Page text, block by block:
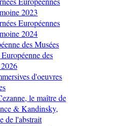
2023
Européennes
2024
des Musées
des
d'oeuvres
le maître de
& Kandinsky,
de l'abstrait